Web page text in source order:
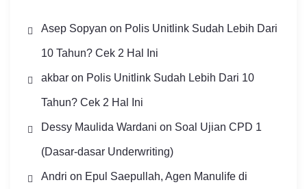
Asep Sopyan on Polis Unitlink Sudah Lebih Dari
10 Tahun? Cek 2 Hal Ini
akbaron Polis Unitlink Sudah Lebih Dari 10
Tahun? Cek 2 Hal Ini
Dessy Maulida Wardani on Soal Ujian CPD 1
(Dasar-dasar Underwriting)
Andri on Epul Saepullah, Agen Manulife di